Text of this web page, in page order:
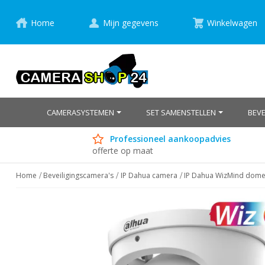
Home Mijn gegevens Winkelwagen
CAMERASYSTEMEN SET SAMENSTELLEN
Professioneel aankoopadvies
offerte op maat
Home Beveiligingscamera's IP Dahua camera IP Dahua WizMind